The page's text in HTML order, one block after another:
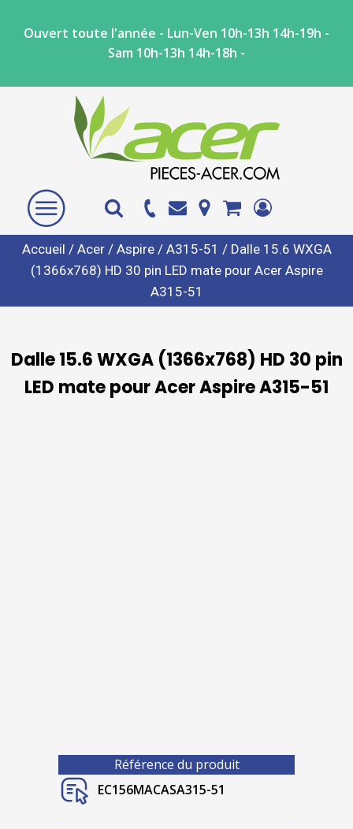
Ouvert toute l'année - Lun-Ven 10h-13h 14h-19h -
Sam 10h-13h 14h-18h -
Accueil / Acer/ Aspire/ A315-51 / Dalle 15.6 WXGA
(1366x768) HD 30 pin LED mate pour Acer Aspire
A315-51
Dalle 15.6 WXGA (1366x768) HD 30 pin
LED mate pour Acer Aspire A315-51
Référence du produit
EC156MACASA315-51